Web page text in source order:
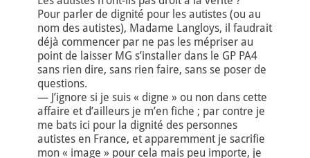
Pour parler de dignité pour les autistes (ou au
nom des autistes), Madame Langloys, il faudrait
déjà commencer par ne pas les mépriser au
point de laisser MG s’installer dans le GP PA4
sans rien dire, sans rien faire, sans se poser de
questions.
— J’ignore si je suis « digne » ou non dans cette
affaire et d’ailleurs je m’en fiche ; par contre je
me bats ici pour la dignité des personnes
autistes en France, et apparemment je sacrifie
mon « image » pour cela mais peu importe, je